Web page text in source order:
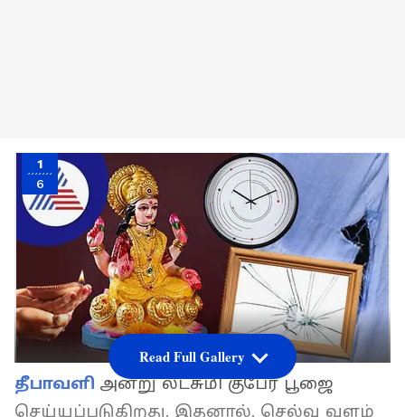
1
6
தீபாவளி அன்று லட்சுமி குபேர பூஜை
செய்யப்படுகிறது. இதனால், செல்வ வளம்
Read Full Gallery